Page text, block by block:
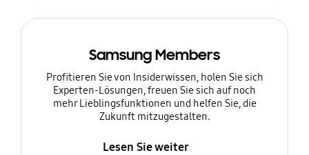
Samsung Members
Profitieren Sie von Insiderwissen, holen Sie sich
Experten-Lösungen, freuen Sie sich auf noch
mehr Lieblingsfunktionen und helfen Sie, die
Zukunft mitzugestalten.
Lesen Sie weiter